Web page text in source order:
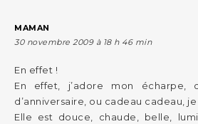
MAMAN
30 novembre 2009 à 18 h 46 min
En effet !
En effet, j’adore mon écharpe,
d’anniversaire, ou cadeau cadeau, je
Elle est douce, chaude, belle,